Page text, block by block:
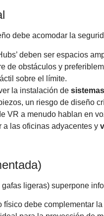
debe acomodar la
deben ser espacios
de obstáculos y
sobre el límite.
la instalación de
un riesgo de diseño
VR a menudo hablan en
a las oficinas adyacentes y
ligeras) superpone
físico debe complementar